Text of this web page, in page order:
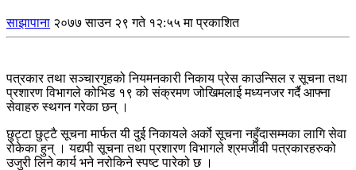
साझापाना २०७७ साउन २९ गते १२:५५ मा प्रकाशित
पत्रकार तथा सञ्चारगृहको नियमनकारी निकाय प्रेस काउन्सिल र सूचना तथा
प्रशारण विभागले कोभिड १९ को संक्रमण जोखिमलाई मध्यनजर गर्दै आफ्ना
सेवाहरु स्थगन गरेका छन् ।
छुट्टा छुट्टै सूचना मार्फत यी दुई निकायले अर्को सूचना नहुँदासम्मका लागि सेवा
रोकेका हुन् । यद्यपी सूचना तथा प्रशारण विभागले श्रमजीवी पत्रकारहरुको
उजुरी लिने कार्य भने नरोकिने स्पष्ट पारेको छ ।